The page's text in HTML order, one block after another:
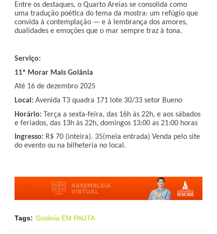
Entre os destaques, o Quarto Areias se consolida como
uma tradução poética do tema da mostra: um refúgio que
convida à contemplação — e à lembrança dos amores,
dualidades e emoções que o mar sempre traz à tona.
Serviço:
11ª Morar Mais Goiânia
Até 16 de dezembro 2025
Local: Avenida T3 quadra 171 lote 30/33 setor Bueno
Horário: Terça a sexta-feira, das 16h às 22h, e aos sábados
e feriados, das 13h às 22h, domingos 13:00 as 21:00 horas
Ingresso: R$ 70 (inteira). 35(meia entrada) Venda pelo site
do evento ou na bilheteria no local.
Tags: Goiânia EM PAUTA